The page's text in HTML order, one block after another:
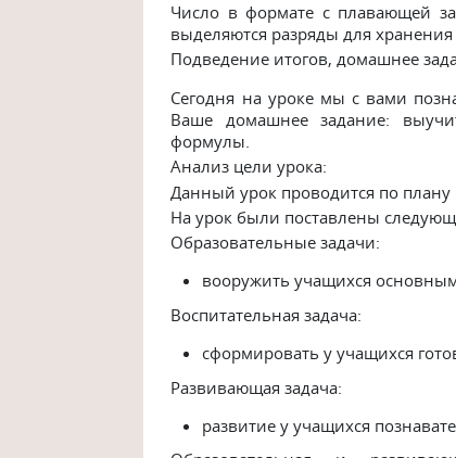
Число в формате с плавающей
выделяются разряды для
Подведение итогов, домашнее
Сегодня на уроке мы с вами
Ваше домашнее задание:
формулы.
Анализ цели урока:
Данный урок проводится по плану
На урок были поставлены
Образовательные задачи:
вооружить учащихся
Воспитательная задача:
сформировать у учащихся
Развивающая задача:
развитие у учащихся